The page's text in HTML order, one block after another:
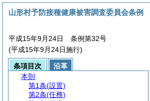
山形村予防接種健康被害調査委員会条例
平成15年9月24日 条例第32号
(平成15年9月24日施行)
条項目次
沿革
本則
第1条(設置)
第2条(任務)